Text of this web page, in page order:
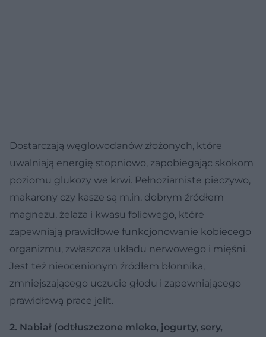
Dostarczają węglowodanów złożonych, które
uwalniają energię stopniowo, zapobiegając skokom
poziomu glukozy we krwi. Pełnoziarniste pieczywo,
makarony czy kasze są m.in. dobrym źródłem
magnezu, żelaza i kwasu foliowego, które
zapewniają prawidłowe funkcjonowanie kobiecego
organizmu, zwłaszcza układu nerwowego i mięśni.
Jest też nieocenionym źródłem błonnika,
zmniejszającego uczucie głodu i zapewniającego
prawidłową prace jelit.
2. Nabiał (odtłuszczone mleko, jogurty, sery,